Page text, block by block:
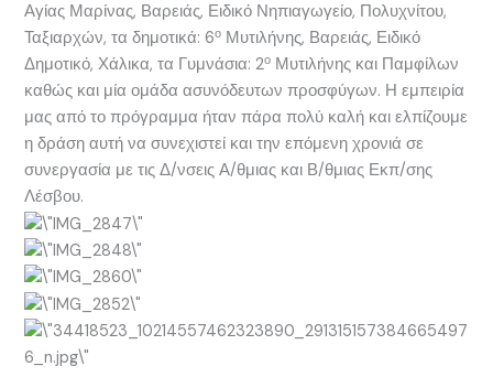
Αγίας Μαρίνας, Βαρειάς, Ειδικό Νηπιαγωγείο, Πολυχνίτου,
Ταξιαρχών, τα δημοτικά: 6ο Μυτιλήνης, Βαρειάς, Ειδικό
Δημοτικό, Χάλικα, τα Γυμνάσια: 2ο Μυτιλήνης και Παμφίλων
καθώς και μία ομάδα ασυνόδευτων προσφύγων. Η εμπειρία
μας από το πρόγραμμα ήταν πάρα πολύ καλή και ελπίζουμε
η δράση αυτή να συνεχιστεί και την επόμενη χρονιά σε
συνεργασία με τις Δ/νσεις Α/θμιας και Β/θμιας Εκπ/σης
Λέσβου.